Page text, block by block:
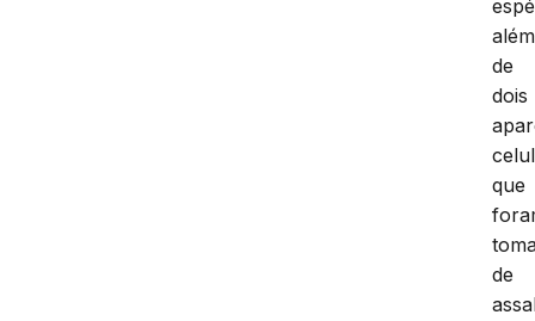
além
de
dois
que
de